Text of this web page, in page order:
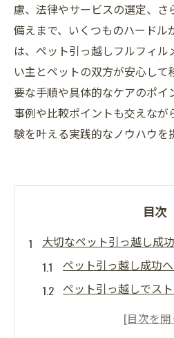
慮、法律やサービスの選定、さ
備えまで、いくつものハードル
は、ペット引っ越しフルフィル
い主とペットの双方が安心し
要な手順や具体的なケアのポ
事例や比較ポイントも交えな
験を叶える実践的なノウハウを
目次
大切なペット引っ越し成
ペット引っ越し成功
ペット引っ越しでス
ペット引っ越し専門